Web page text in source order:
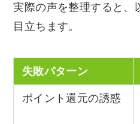
実際の声を整理すると、
目立ちます。
失敗パターン
ポイント還元の誘惑